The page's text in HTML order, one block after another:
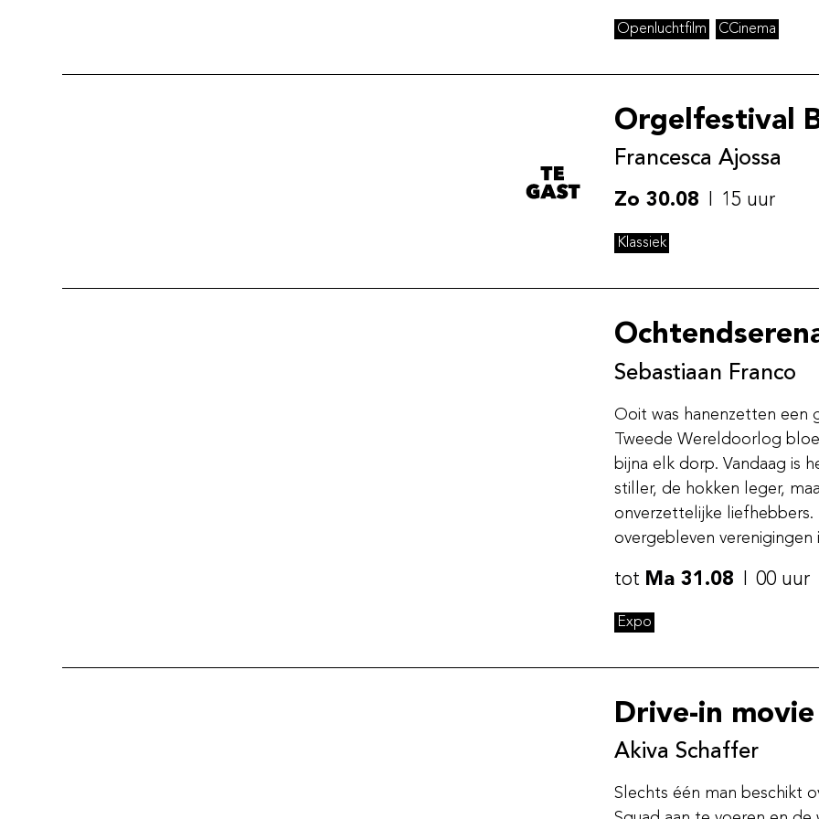
Openluchtfilm CCinema
Te gast
Orgelfestival
Francesca Ajossa
Zo 30.08 15 uur
Klassiek
Sebastiaan Franco
Ooit was hanenzetten een
Tweede Wereldoorlog
bijna elk dorp. Vandaag is
stiller, de hokken leger,
onverzettelijke liefhebbers.
overgebleven verenigingen
tot Ma 31.08 00 uur
Expo
Drive-in
Akiva Schaffer
Slechts één man beschikt